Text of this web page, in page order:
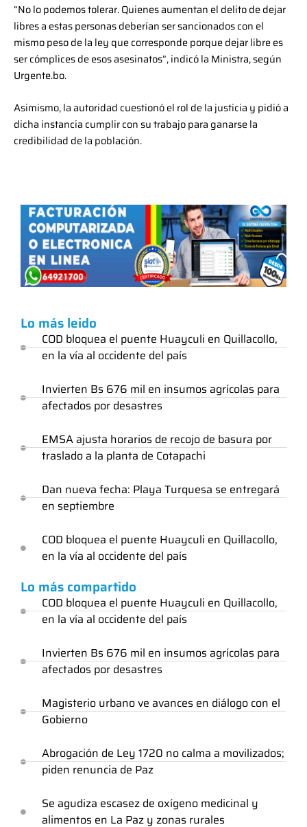
“No lo podemos tolerar. Quienes aumentan el delito de dejar
libres a estas personas deberían ser sancionados con el
mismo peso de la ley que corresponde porque dejar libre es
ser cómplices de esos asesinatos”, indicó la Ministra, según
Urgente.bo.
Asimismo, la autoridad cuestionó el rol de la justicia y pidió a
dicha instancia cumplir con su trabajo para ganarse la
credibilidad de la población.
Lo más leido
COD bloquea el puente Huayculi en Quillacollo,
en la vía al occidente del país
Invierten Bs 676 mil en insumos agrícolas para
afectados por desastres
EMSA ajusta horarios de recojo de basura por
traslado a la planta de Cotapachi
Dan nueva fecha: Playa Turquesa se entregará
en septiembre
COD bloquea el puente Huayculi en Quillacollo,
en la vía al occidente del país
Lo más compartido
COD bloquea el puente Huayculi en Quillacollo,
en la vía al occidente del país
Invierten Bs 676 mil en insumos agrícolas para
afectados por desastres
Magisterio urbano ve avances en diálogo con el
Gobierno
Abrogación de Ley 1720 no calma a movilizados;
piden renuncia de Paz
Se agudiza escasez de oxígeno medicinal y
alimentos en La Paz y zonas rurales